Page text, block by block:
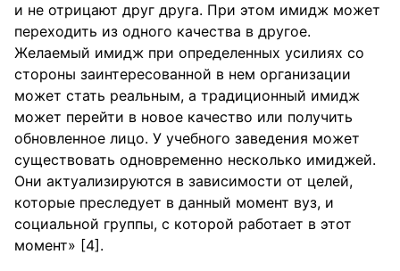
и не отрицают друг друга. При этом имидж может
переходить из одного качества в другое.
Желаемый имидж при определенных усилиях со
стороны заинтересованной в нем организации
может стать реальным, а традиционный имидж
может перейти в новое качество или получить
обновленное лицо. У учебного заведения может
существовать одновременно несколько имиджей.
Они актуализируются в зависимости от целей,
которые преследует в данный момент вуз, и
социальной группы, с которой работает в этот
момент» [4].